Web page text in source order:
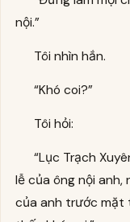
nội.”
Tôi nhìn hắn.
“Khó coi?”
Tôi hỏi:
“Lục Trạch
lễ của ông nội anh,
của anh trước mặt